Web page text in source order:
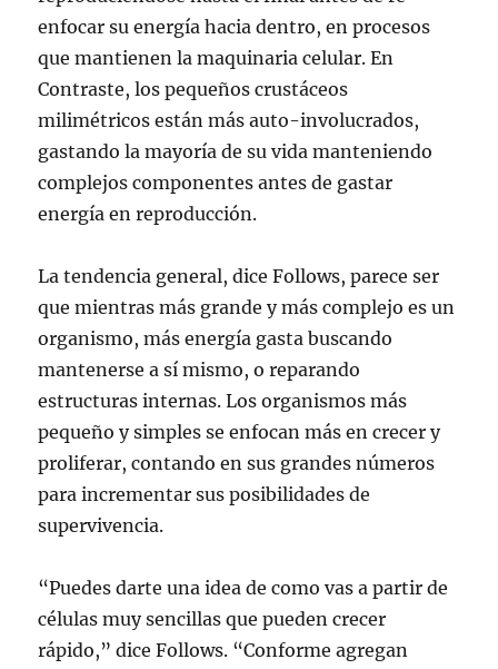
enfocar su energía hacia dentro, en procesos
que mantienen la maquinaria celular. En
Contraste, los pequeños crustáceos
milimétricos están más auto-involucrados,
gastando la mayoría de su vida manteniendo
complejos componentes antes de gastar
energía en reproducción.
La tendencia general, dice Follows, parece ser
que mientras más grande y más complejo es un
organismo, más energía gasta buscando
mantenerse a sí mismo, o reparando
estructuras internas. Los organismos más
pequeño y simples se enfocan más en crecer y
proliferar, contando en sus grandes números
para incrementar sus posibilidades de
supervivencia.
“Puedes darte una idea de como vas a partir de
células muy sencillas que pueden crecer
rápido,” dice Follows. “Conforme agregan